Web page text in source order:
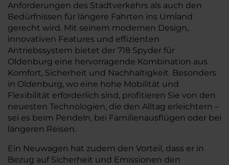
Anforderungen des Stadtverkehrs als auch den
Bedürfnissen für längere Fahrten ins Umland
gerecht wird. Mit seinem modernen Design,
innovativen Features und effizienten
Antriebssystem bietet der 718 Spyder für
Oldenburg eine hervorragende Kombination aus
Komfort, Sicherheit und Nachhaltigkeit. Besonders
in Oldenburg, wo eine hohe Mobilität und
Flexibilität erforderlich sind, profitieren Sie von den
neuesten Technologien, die den Alltag erleichtern –
sei es beim Pendeln, bei Familienausflügen oder bei
längeren Reisen.
Ein Neuwagen hat zudem den Vorteil, dass er in
Bezug auf Sicherheit und Emissionen den